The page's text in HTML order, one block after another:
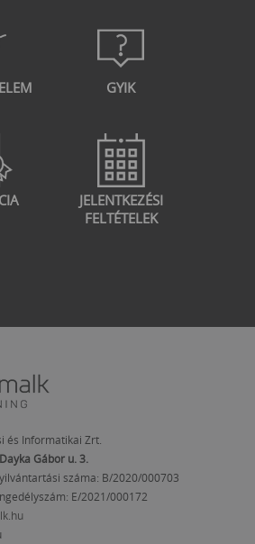
GYIK
JELENTKEZÉSI
FELTÉTELEK
és Informatikai Zrt.
Gábor u. 3.
száma: B/2020/000703
E/2021/000172